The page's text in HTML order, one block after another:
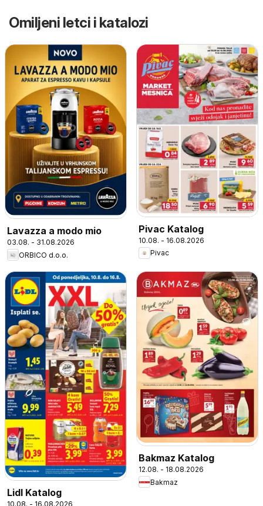
Omiljeni letci i katalozi
Lavazza a modo mio
03.08. - 31.08.2026
ORBICO d.o.o.
Pivac Katalog
10.08. - 16.08.2026
Pivac
Lidl Katalog
10.08. - 16.08.2026
Bakmaz Katalog
12.08. - 18.08.2026
Bakmaz